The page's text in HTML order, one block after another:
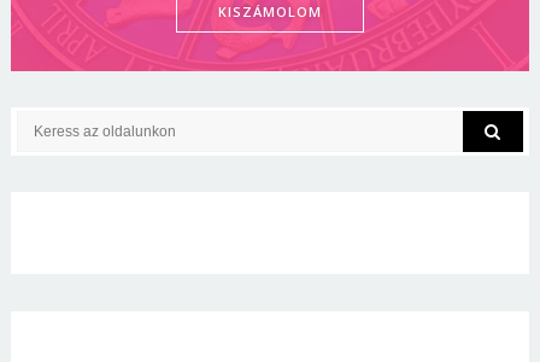
KISZÁMOLOM